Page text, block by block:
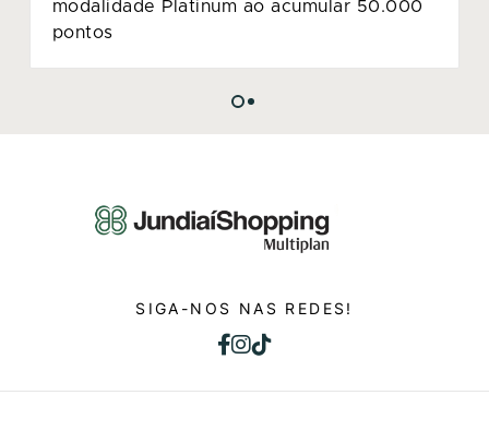
modalidade Platinum ao acumular 50.000
pontos
SIGA-NOS NAS REDES!